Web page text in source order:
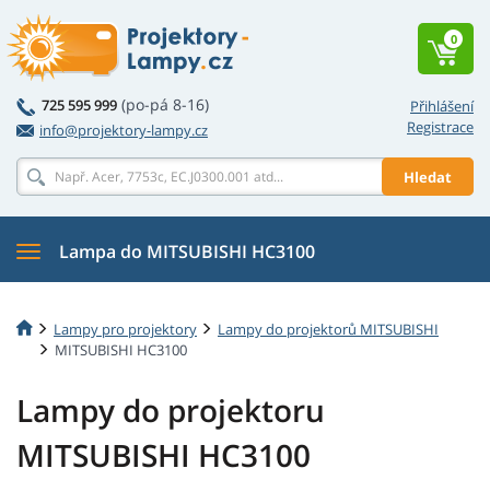
Přihlášení
Registrace
725 595 999 (po-pá 8-16)
info@projektory-lampy.cz
Hledat
0
Lampa do MITSUBISHI HC3100
Lampy pro projektory
Lampy do projektorů MITSUBISHI
MITSUBISHI HC3100
Lampy do projektoru
MITSUBISHI HC3100